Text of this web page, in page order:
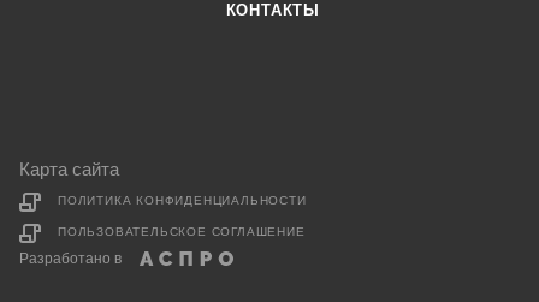
КОНТАКТЫ
Карта сайта
ПОЛИТИКА КОНФИДЕНЦИАЛЬНОСТИ
ПОЛЬЗОВАТЕЛЬСКОЕ СОГЛАШЕНИЕ
Разработано в